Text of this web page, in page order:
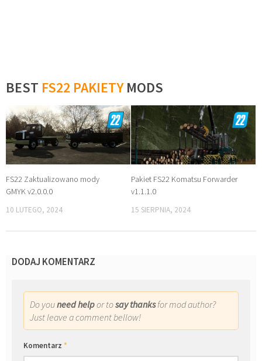
BEST FS22 PAKIETYMODS
FS22 Zaktualizowano mody
GMYK v2.0.0.0
10 LUTEGO, 2024
Pakiet FS22 Komatsu Forwarder
v1.1.1.0
15 SIERPNIA, 2024
DODAJ KOMENTARZ
Do youneed helpor tosay thanksfor mod author?
Just leave a comment bellow!
Komentarz *